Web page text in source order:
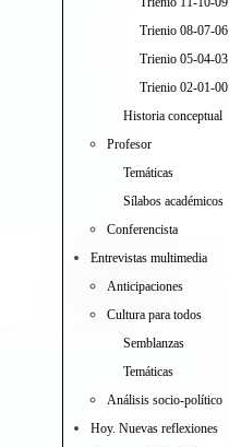
Trienio 08-07-06
Trienio 05-04-03
Trienio 02-01-00
Historia conceptual
Profesor
Temáticas
Sílabos académicos
Conferencista
Entrevistas multimedia
Anticipaciones
Cultura para todos
Semblanzas
Temáticas
Análisis socio-político
Hoy. Nuevas reflexiones